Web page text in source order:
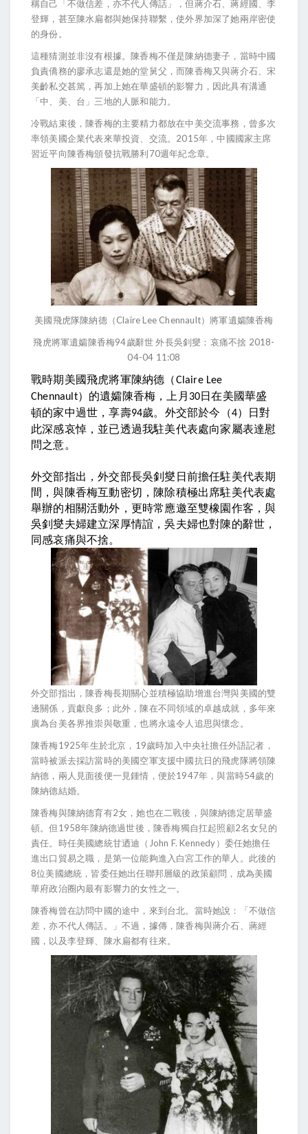
稱自己「不做信差，亦不代人傳話」，但蔣介石、蔣經國、李
登輝，甚至陳水扁都與她保持聯繫，使外界加深了她兩岸密使
的身份。
這種猜測並非沒有根據。陳香梅不僅是陳納德妻子，當時中國
負責僑務的廖承志還是她的堂舅父，而陳香梅又與蔣介石、宋
美齡私交甚篤，再加上她在華盛頓的影響力，因此具有溝通
「中、美、台」三地的人脈和能力。
冷戰結束後，陳香梅的主要精力都放在中美交流事務，曾多次
率領美國企業代表來華投資、交流。2015年，中國國家主席
習近平向陳香梅頒發抗戰勝利70週年紀念章。
美國飛虎隊陳納德（Claire Lee Chennault）將軍遺孀陳香梅
飛虎將軍遺孀陳香梅94歲辭世 外長吳釗燮：哀痛不捨 2018-
04-04 11:08
戰時期美國飛虎將軍陳納德（Claire Lee
Chennault）的遺孀陳香梅，上月 30日在美國華盛
頓的家中過世，享壽94歲。外交部於今（4）日對
此深感哀悼，並已透過我駐美代表處向家屬表達慰
問之意。
外交部指出，外交部長吳釗燮日前擔任駐美代表期
間，與陳香梅互動密切，陳除積極出席駐美代表處
舉辦的相關活動外，更時常應邀至雙橡園作客，與
吳釗燮夫婦建立深厚情誼，吳夫婦也對陳的辭世，
同感哀痛與不捨。
外交部指出，陳香梅長期關心並積極協助增進台灣與美國的雙
邊關係，貢獻良多；此外，陳在不同領域的卓越成就，多年來
廣為台美各界推崇與敬重，也將永遠令人追思與懷念。
陳香梅1925年生於北京，19歲時加入中央社擔任外語記者，
當時被派去採訪當時的美國空軍支援中國抗日的飛虎隊將領陳
納德，兩人見面後便一見鍾情，便於1947年，與當時54歲的
陳納德結婚。
陳香梅與陳納德育有2女，她也在二戰後，與陳納德定居華盛
頓。但1958年陳納德過世後，陳香梅獨自扛起照顧2名女兒的
責任。時任美國總統甘迺迪（John F. Kennedy）委任她擔任
進出口貿易之職，是第一位能夠進入白宮工作的華人。此後的
8位美國總統，皆委任她出任聯邦層級的政策顧問，成為美國
華府政治圈內最有影響力的女性之一。
陳香梅曾在訪問中國的途中，來到台北。當時她說：「不做信
差，亦不代人傳話。」不過，據傳，陳香梅與蔣介石、蔣經
國，以及李登輝、陳水扁都有往來。